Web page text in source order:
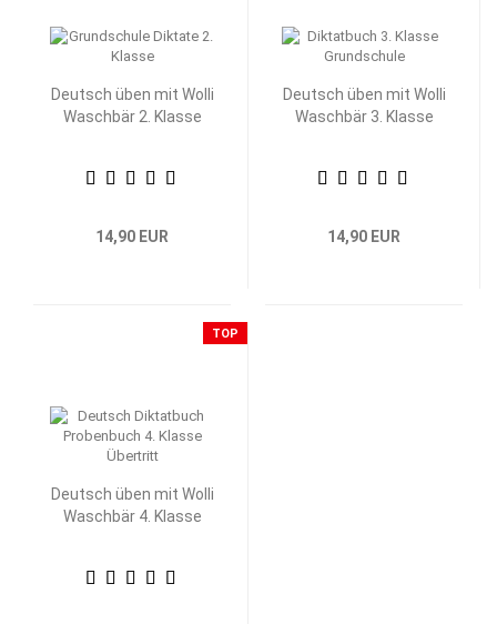
Deutsch üben mit Wolli
Waschbär 2. Klasse
14,90 EUR
Deutsch üben mit Wolli
Waschbär 3. Klasse
14,90 EUR
TOP
Deutsch üben mit Wolli
Waschbär 4. Klasse